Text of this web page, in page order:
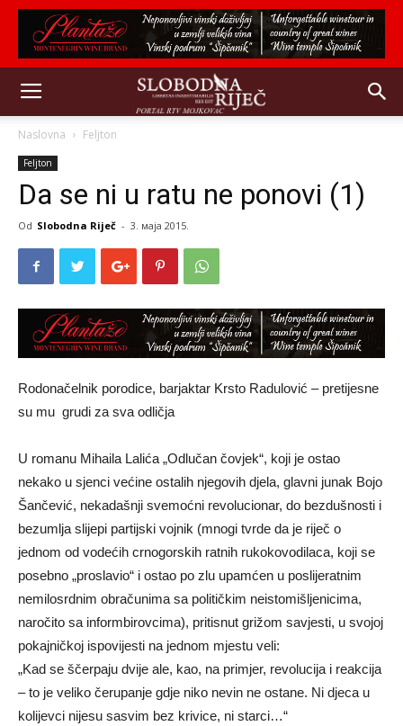
Naslovna Feljton
Feljton
Da se ni u ratu ne ponovi (1)
Od Slobodna Riječ - 3. маја 2015.
Rodonačelnik porodice, barjaktar Krsto Radulović – pretijesne
su mu grudi za sva odličja
U romanu Mihaila Lalića „Odlučan čovjek“, koji je ostao
nekako u sjenci većine ostalih njegovih djela, glavni junak Bojo
Šančević, nekadašnji svemoćni revolucionar, do bezdušnosti i
bezumlja slijepi partijski vojnik (mnogi tvrde da je riječ o
jednom od vodećih crnogorskih ratnih rukokovodilaca, koji se
posebno „proslavio“ i ostao po zlu upamćen u poslijeratnim
nemilosrdnim obračunima sa političkim neistomišljenicima,
naročito sa informbirovcima), pritisnut grižom savjesti, u svojoj
pokajničkoj ispovijesti na jednom mjestu veli:
„Kad se ščerpaju dvije ale, kao, na primjer, revolucija i reakcija
– to je veliko čerupanje gdje niko nevin ne ostane. Ni djeca u
kolijevci nijesu sasvim bez krivice, ni starci…“